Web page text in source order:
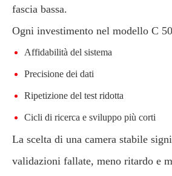
fascia bassa.
Ogni investimento nel modello C
Affidabilità del sistema
Precisione dei dati
Ripetizione del test ridotta
Cicli di ricerca e sviluppo più corti
La scelta di una camera stabile
validazioni fallate, meno ritardo e